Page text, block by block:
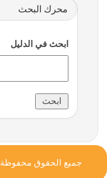
محرك البحث
ابحث في الدليل
جميع الحقوق محفوظة 2026